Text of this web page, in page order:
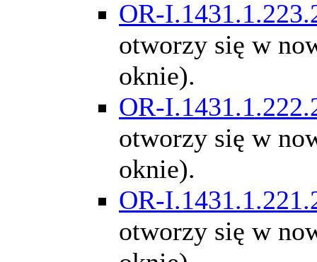
OR-
otworzy się w
oknie).
OR-
otworzy się w
oknie).
OR-
otworzy się w